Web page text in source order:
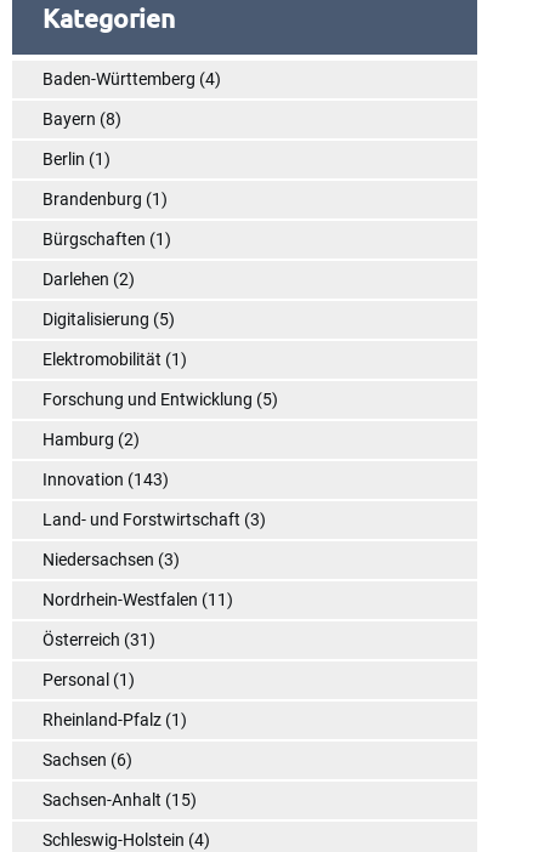
Kategorien
Baden-Württemberg (4)
Bayern (8)
Berlin (1)
Brandenburg (1)
Bürgschaften (1)
Darlehen (2)
Digitalisierung (5)
Elektromobilität (1)
Forschung und Entwicklung (5)
Hamburg (2)
Innovation (143)
Land- und Forstwirtschaft (3)
Niedersachsen (3)
Nordrhein-Westfalen (11)
Österreich (31)
Personal (1)
Rheinland-Pfalz (1)
Sachsen (6)
Sachsen-Anhalt (15)
Schleswig-Holstein (4)